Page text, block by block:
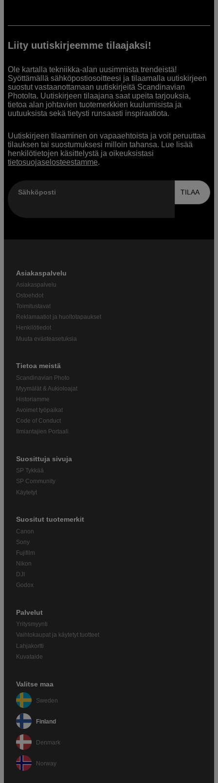
Liity uutiskirjeemme tilaajaksi!
Ole kartalla tekniikka-alan uusimmista trendeistä!
Syöttämällä sähköpostiosoitteesi ja tilaamalla uutiskirjeen
suostut vastaanottamaan uutiskirjeitä Scandinavian
Photolta. Uutiskirjeen tilaajana saat upeita tarjouksia,
tietoa alan johtavien tuotemerkkien kuulumisista ja
uutuuksista sekä tietysti runsaasti inspiraatiota.
Uutiskirjeen tilaaminen on vapaaehtoista ja voit peruuttaa
tilauksen tai suostumuksesi milloin tahansa. Lue lisää
henkilötietojen käsittelystä ja oikeuksistasi
tietosuojaselosteestamme.
Sähköposti TILAA
Asiakaspalvelu
Asiakaspalvelu
Ostoehdot
Toimitustavat
Reklamaatiot ja huoltotapaukset
Henkilötiedot
Muuta evästeasetuksia
Tietoa meistä
Scandinavian Photo
Myymälät & Aukioloajat
Historiamme
Avoimet työpaikat
Code of Conduct
Ilmiantajien Portaali
Suosittuja sivuja
SP Tykkää
SP Community
Käytetyt
Suositut tuotemerkit
Canon
Sony
Fujifilm
Nikon
DJI
Godox
Palvelut
Yritysmyynti
Vaihtokaupat ja käytetyt tuotteet
Lahjakortti
Kuvataide
Valitse maa
Sweden
Finland
Denmark
Norway